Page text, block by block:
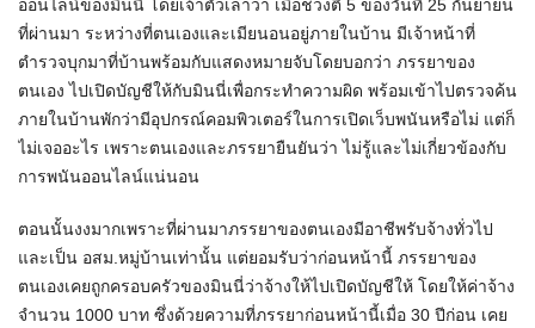
ออนไลน์ของมินนี่ โดยเจ้าตัวเล่าว่า เมื่อช่วงตี 5 ของวันที่ 25 กันยายน
ที่ผ่านมา ระหว่างที่ตนเองและเมียนอนอยู่ภายในบ้าน มีเจ้าหน้าที่
ตำรวจบุกมาที่บ้านพร้อมกับแสดงหมายจับโดยบอกว่า ภรรยาของ
ตนเอง ไปเปิดบัญชีให้กับมินนี่เพื่อกระทำความผิด พร้อมเข้าไปตรวจค้น
ภายในบ้านพักว่ามีอุปกรณ์คอมพิวเตอร์ในการเปิดเว็บพนันหรือไม่ แต่ก็
ไม่เจออะไร เพราะตนเองและภรรยายืนยันว่า ไม่รู้และไม่เกี่ยวข้องกับ
การพนันออนไลน์แน่นอน
ตอนนั้นงงมากเพราะที่ผ่านมาภรรยาของตนเองมีอาชีพรับจ้างทั่วไป
และเป็น อสม.หมู่บ้านเท่านั้น แต่ยอมรับว่าก่อนหน้านี้ ภรรยาของ
ตนเองเคยถูกครอบครัวของมินนี่ว่าจ้างให้ไปเปิดบัญชีให้ โดยให้ค่าจ้าง
จำนวน 1000 บาท ซึ่งด้วยความที่ภรรยาก่อนหน้านี้เมื่อ 30 ปีก่อน เคย